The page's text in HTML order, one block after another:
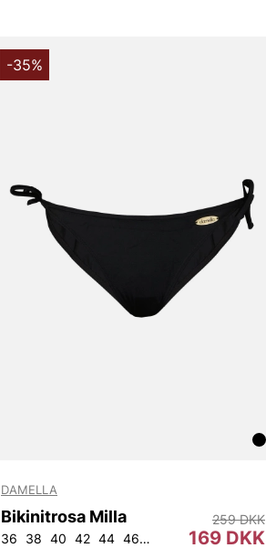
-35%
DAMELLA
Bikinitrosa Milla
36 38 40 42 44 46 34 169 DKK
259 DKK